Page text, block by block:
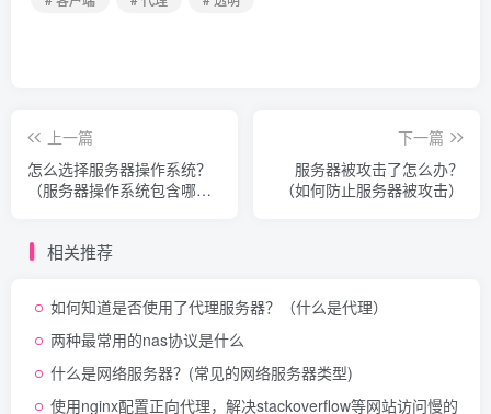
上一篇
怎么选择服务器操作系统？
（服务器操作系统包含哪
下一篇
服务器被攻击了怎么办？
（如何防止服务器被攻击）
相关推荐
如何知道是否使用了代理服务器？（什么是代理）
两种最常用的nas协议是什么
什么是网络服务器？(常见的网络服务器类型)
使用nginx配置正向代理，解决stackoverflow等网站访问慢的